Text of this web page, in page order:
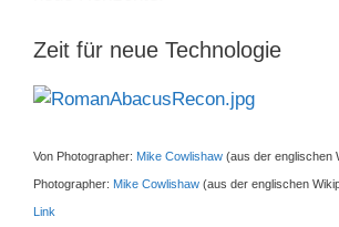
Zeit für neue Technologie
Von Photographer: Mike Cowlishaw (aus der englischen
Photographer: Mike Cowlishaw (aus der englischen
Link